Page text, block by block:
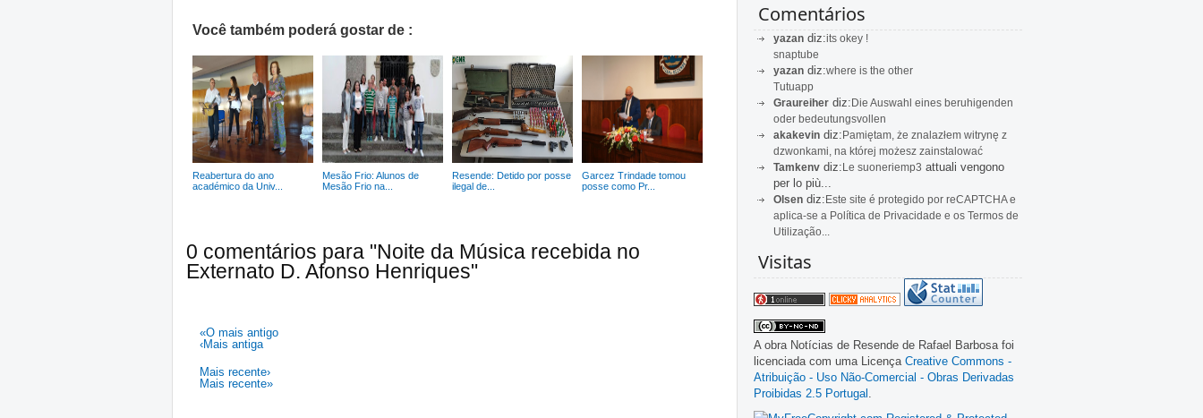
Você também poderá gostar de :
Reabertura do ano
académico da Univ...
Mesão Frio: Alunos de
Mesão Frio na...
Resende: Detido por posse
ilegal de...
Garcez Trindade tomou
posse como Pr...
0 comentários para "Noite da Música recebida no
Externato D. Afonso Henriques"
«O mais antigo
‹Mais antiga
Mais recente›
Mais recente»
Comentários
yazan diz:its okey !
snaptube
yazan diz:where is the other
Tutuapp
Graureiher diz:Die Auswahl eines beruhigenden
oder bedeutungsvollen
akakevin diz:Pamiętam, że znalazłem witrynę z
dzwonkami, na której możesz zainstalować
Tamkenv diz:Le suoneriemp3 attuali vengono
per lo più...
Olsen diz:Este site é protegido por reCAPTCHA e
aplica-se a Política de Privacidade e os Termos de
Utilização...
Visitas
A obra Notícias de Resende de Rafael Barbosa foi
licenciada com uma Licença Creative Commons -
Atribuição - Uso Não-Comercial - Obras Derivadas
Proibidas 2.5 Portugal